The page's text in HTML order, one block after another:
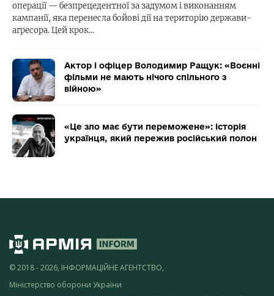
операції — безпрецедентної за задумом і виконанням
кампанії, яка перенесла бойові дії на територію держави-
агресора. Цей крок…
Актор і офіцер Володимир Ращук: «Воєнні
фільми не мають нічого спільного з
війною»
«Це зло має бути переможене»: історія
українця, який пережив російський полон
© 2018 - 2026, ІНФОРМАЦІЙНЕ АГЕНТСТВО,
Міністерство оборони України